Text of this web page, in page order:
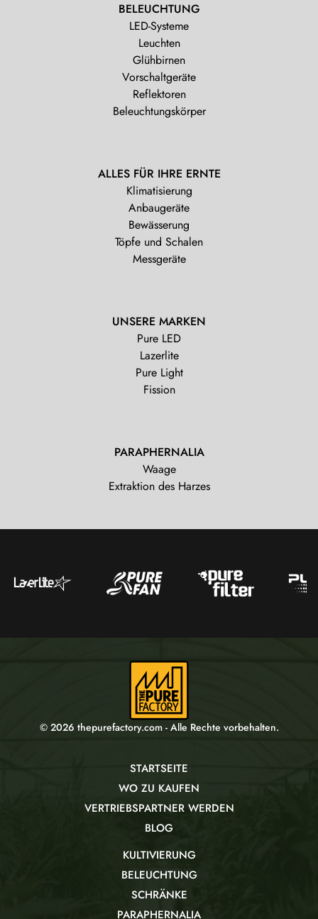
BELEUCHTUNG
LED-Systeme
Leuchten
Glühbirnen
Vorschaltgeräte
Reflektoren
Beleuchtungskörper
ALLES FÜR IHRE ERNTE
Klimatisierung
Anbaugeräte
Bewässerung
Töpfe und Schalen
Messgeräte
UNSERE MARKEN
Pure LED
Lazerlite
Pure Light
Fission
PARAPHERNALIA
Waage
Extraktion des Harzes
© 2026 thepurefactory.com - Alle Rechte vorbehalten.
STARTSEITE
WO ZU KAUFEN
VERTRIEBSPARTNER WERDEN
BLOG
KULTIVIERUNG
BELEUCHTUNG
SCHRÄNKE
PARAPHERNALIA